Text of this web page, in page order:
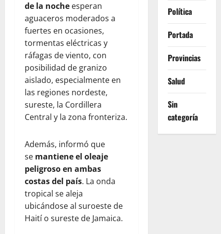
de la noche esperan
aguaceros moderados a
fuertes en ocasiones,
tormentas eléctricas y
ráfagas de viento, con
posibilidad de granizo
aislado, especialmente en
las regiones nordeste,
sureste, la Cordillera
Central y la zona fronteriza.
Además, informó que
se mantiene el oleaje
peligroso en ambas
costas del país. La onda
tropical se aleja
ubicándose al suroeste de
Haití o sureste de Jamaica.
Política
Portada
Provincias
Salud
Sin
categoría